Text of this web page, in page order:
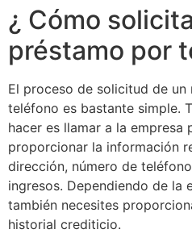
¿ Cómo
préstamo por
El proceso de solicitud de
teléfono es bastante simple.
hacer es llamar a la empresa
proporcionar la información
dirección, número de
ingresos. Dependiendo de la
también necesites
historial crediticio.